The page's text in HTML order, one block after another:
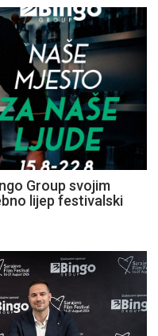
Group svojim
lijep festivalski